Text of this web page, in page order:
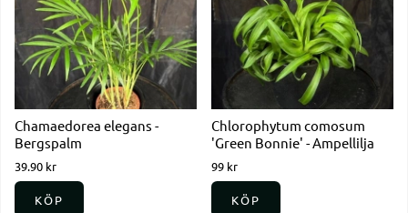
Chamaedorea elegans -
Bergspalm
39.90 kr
KÖP
Chlorophytum comosum
'Green Bonnie' - Ampellilja
99 kr
KÖP